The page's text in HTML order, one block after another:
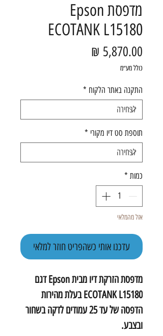
מדפסת Epson
ECOTANK L15180
כולל מע״מ
התקנה באתר הלקוח *
תוספת סט דיו מקורי *
כמות *
אזל מהמלאי
עדכנו אותי כשהפריט חוזר למלאי
מדפסת הזרקת דיו מבית Epson דגם
ECOTANK L15180 בעלת מהירות
הדפסה של עד 25 עמודים לדקה בשחור
ובצבע.